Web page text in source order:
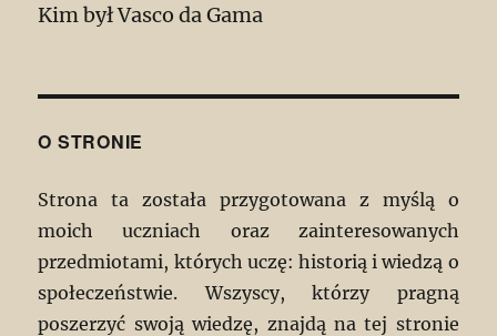
Kim był Vasco da Gama
O STRONIE
Strona ta została przygotowana z myślą o
moich uczniach oraz zainteresowanych
przedmiotami, których uczę: historią i wiedzą o
społeczeństwie. Wszyscy, którzy pragną
poszerzyć swoją wiedzę, znajdą na tej stronie